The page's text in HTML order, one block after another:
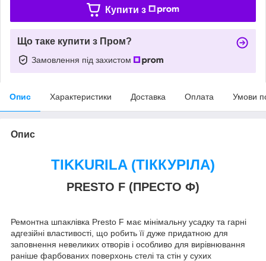
Купити з
Що таке купити з Пром?
Замовлення під захистом
Опис Характеристики Доставка Оплата Умови
Опис
TIKKURILA (ТІККУРІЛА)
PRESTO F (ПРЕСТО Ф)
Ремонтна шпаклівка Presto F має мінімальну усадку та гарні
адгезійні властивості, що робить її дуже придатною для
заповнення невеликих отворів і особливо для вирівнювання
раніше фарбованих поверхонь стелі та стін у сухих